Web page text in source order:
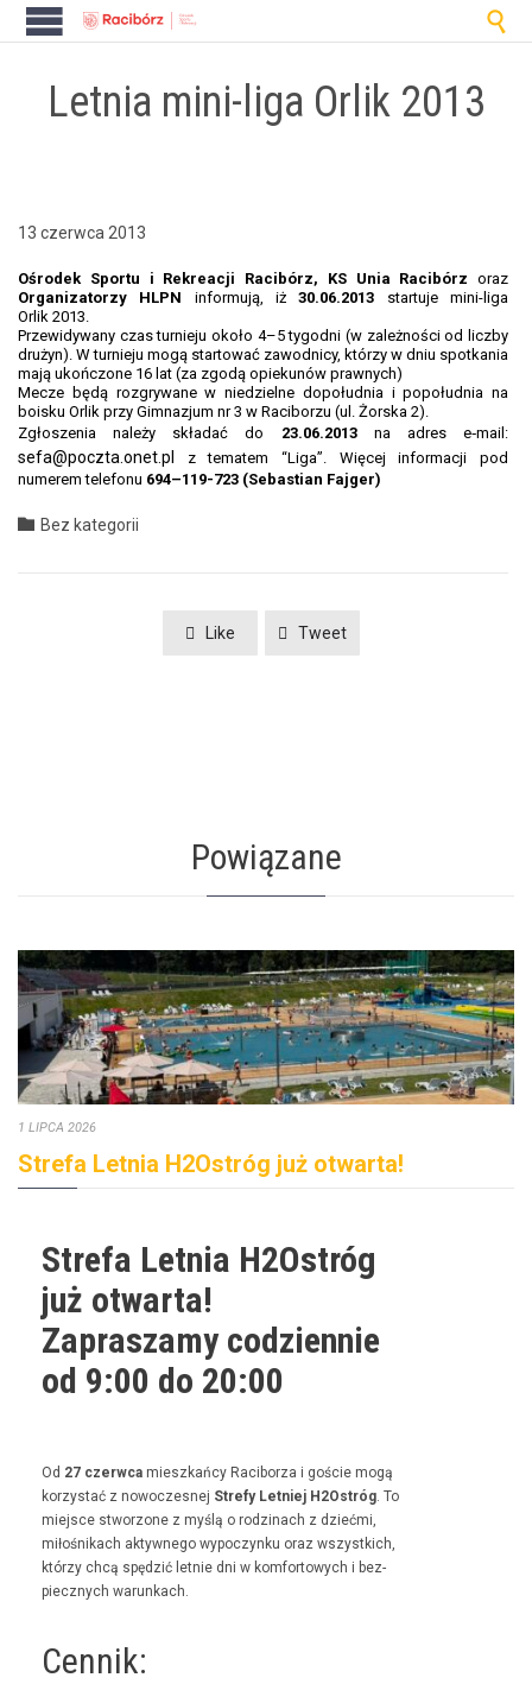

Letnia mini-liga Orlik 2013
13 czerwca 2013
Ośrodek Sportu i Rekreacji Racibórz, KS Unia Racibórz oraz
Orga­ni­za­torzy HLPN infor­mu­ją, iż30.06.2013 star­tu­je mini-liga
Orlik 2013.
Przewidy­wany czas turnieju około 4–5 tygod­ni (w zależnoś­ci od licz­by
drużyn). W turnieju mogą star­tować zawod­ni­cy, którzy w dniu spotka­nia
mają ukońc­zone 16 lat (za zgodą opiekunów prawnych)
Mecze będą roz­gry­wane w niedzielne dopołud­nia i popołud­nia na
boisku Orlik przy Gim­nazjum nr 3 w Raci­borzu (ul. Żors­ka 2).
Zgłoszenia należy składać do 23.06.2013na adres e‑mail:
sefa@poczta.onet.pl
z tem­atem “Liga”. Więcej infor­ma­cji pod
numerem tele­fonu 694–119-723 (Sebas­t­ian Fajger)
 Category
Bez kategorii
Like Tweet
Powiązane
1 LIPCA 2026
Strefa Letnia H2Ostróg już otwarta!
Strefa Letnia H2Ostróg
już otwarta!
Zapraszamy codziennie
od 9:00 do 20:00
Od 27 czer­w­ca mieszkań­cy Raci­borza i goś­cie mogą
korzys­tać z nowoczes­nej Stre­fy Let­niej H2Ostróg. To
miejsce stwor­zone z myślą o rodz­i­nach z dzieć­mi,
miłośnikach akty­wnego wypoczynku oraz wszys­t­kich,
którzy chcą spędz­ić let­nie dni w kom­for­towych i bez­
piecznych warunkach.
Cennik: